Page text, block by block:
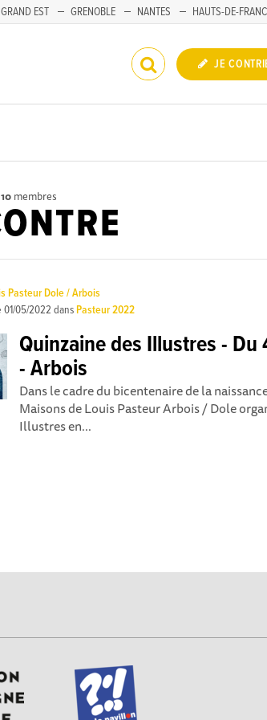
GRAND EST GRENOBLE NANTES HAUTS-DE-
JE
10 membres
Pasteur Dole / Arbois
01/05/2022 dansPasteur 2022
Quinzaine des Illustres - Du
- Arbois
Dans le cadre du bicentenaire de la
Maisons de Louis Pasteur Arbois / Dole
Illustres en...